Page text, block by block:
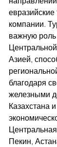
компании.
важную
Азией,
благодаря
железными
Казахстана
Пекин,